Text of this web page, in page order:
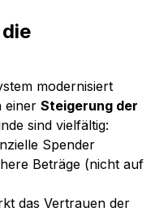
modernisiert
einer Steigerung der
sind vielfältig:
Spender
Beträge (nicht auf
das Vertrauen der